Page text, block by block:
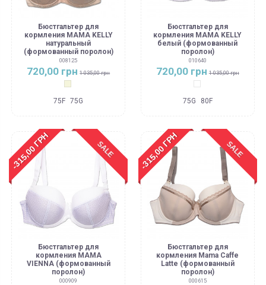
Бюстгальтер для
кормления MAMA KELLY
натуральный
(формованный поролон)
008125
720,00 грн 1 035,00 грн
Бежевый
75F 75G
Бюстгальтер для
кормления MAMA KELLY
белый (формованный
поролон)
010640
720,00 грн 1 035,00 грн
Белый
75G
80F
SALE
-315,00 ГРН
Бюстгальтер для
кормления MAMA
VIENNA (формованный
поролон)
000909
SALE
-315,00 ГРН
Бюстгальтер для
кормления Mama Caffe
Latte (формованный
поролон)
000615